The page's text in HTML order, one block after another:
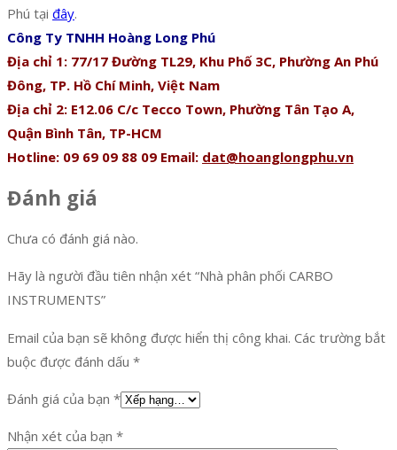
Phú tại đây.
Công Ty TNHH Hoàng Long Phú
Địa chỉ 1: 77/17 Đường TL29, Khu Phố 3C, Phường An Phú
Đông, TP. Hồ Chí Minh, Việt Nam
Địa chỉ 2: E12.06 C/c Tecco Town, Phường Tân Tạo A,
Quận Bình Tân, TP-HCM
Hotline: 09 69 09 88 09 Email: dat@hoanglongphu.vn
Đánh giá
Chưa có đánh giá nào.
Hãy là người đầu tiên nhận xét “Nhà phân phối CARBO
INSTRUMENTS”
Email của bạn sẽ không được hiển thị công khai. Các trường bắt
buộc được đánh dấu *
Đánh giá của bạn *
Nhận xét của bạn *